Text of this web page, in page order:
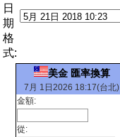
日
期
格
式:
美金 匯率換算
7月 1日2026 18:17(台北)
金額:
從: